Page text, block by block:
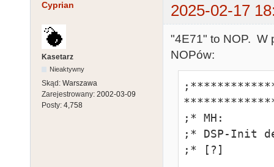
Cyprian 2025-02-17
Kasetarz
Nieaktywny
Skąd: Warszawa
Zarejestrowany: 2002-03-09
Posty: 4,758
"4E71" to NOP. W
NOPów:
;* MH:
;* DSP-Init
;* [?]